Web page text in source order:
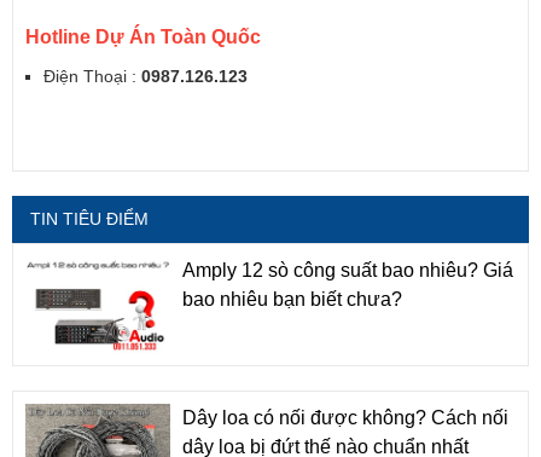
Hotline Dự Án Toàn Quốc
Điện Thoại : 0987.126.123
TIN TIÊU ĐIỂM
Amply 12 sò công suất bao nhiêu? Giá
bao nhiêu bạn biết chưa?
Dây loa có nối được không? Cách nối
dây loa bị đứt thế nào chuẩn nhất